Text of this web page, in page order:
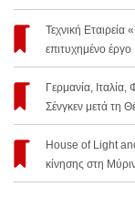
Τεχνική Εταιρεία
επιτυχημένο έργο
Γερμανία, Ιταλία,
Σένγκεν μετά τη
House of Light
κίνησης στη